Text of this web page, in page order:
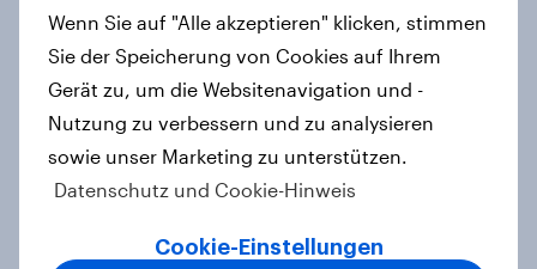
Retail Media wirkt – aber anders als
gedacht: Neue YouGov-Studie zeigt
erstmals die Shopper-Perspektive
auf Werbung am Point of Sale
Artikel
Wenn Sie auf "Alle akzeptieren" klicken, stimmen
Sie der Speicherung von Cookies auf Ihrem
Gerät zu, um die Websitenavigation und -
Nutzung zu verbessern und zu analysieren
sowie unser Marketing zu unterstützen.
Datenschutz und Cookie-Hinweis
Cookie-Einstellungen